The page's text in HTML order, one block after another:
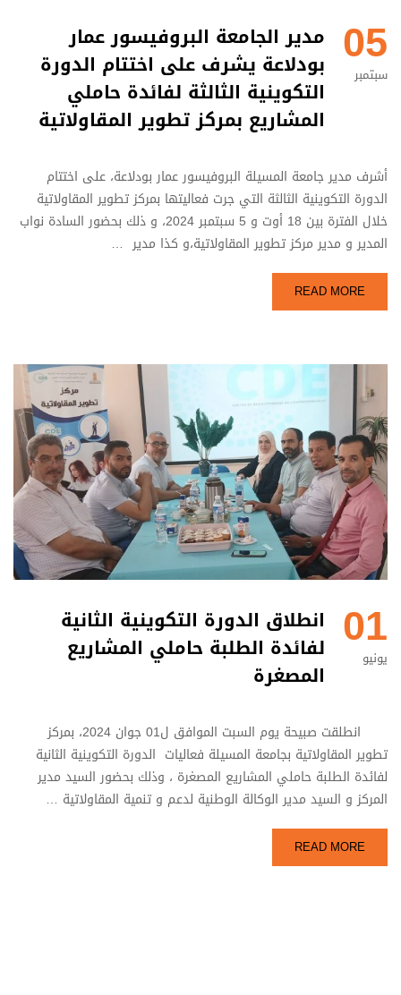
05
سبتمبر
مدير الجامعة البروفيسور عمار
بودلاعة يشرف على اختتام الدورة
التكوينية الثالثة لفائدة حاملي
المشاريع بمركز تطوير المقاولاتية
أشرف مدير جامعة المسيلة البروفيسور عمار بودلاعة، على اختتام
الدورة التكوينية الثالثة التي جرت فعاليتها بمركز تطوير المقاولاتية
خلال الفترة بين 18 أوت و 5 سبتمبر 2024، و ذلك بحضور السادة نواب
المدير و مدير مركز تطوير المقاولاتية،و كذا مدير …
READ MORE
01
يونيو
انطلاق الدورة التكوينية الثانية
لفائدة الطلبة حاملي المشاريع
المصغرة
انطلقت صبيحة يوم السبت الموافق ل01 جوان 2024، بمركز
تطوير المقاولاتية بجامعة المسيلة فعاليات الدورة التكوينية الثانية
لفائدة الطلبة حاملي المشاريع المصغرة ، وذلك بحضور السيد مدير
المركز و السيد مدير الوكالة الوطنية لدعم و تنمية المقاولاتية …
READ MORE